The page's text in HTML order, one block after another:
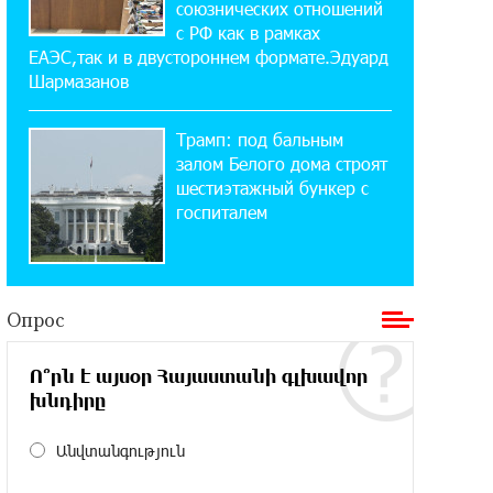
«Давидбекских играх»:
Idram&IDBank
Кругом война. А вас вводят в
заблуждение. Аршак Карапетян
16:32:52 20-07-2026
Центр продаж и обслуживания Ucom
в Егварде возобновил работу по
новому адресу — ул. Ереванян, 3/47
До 25% idcoin-ов при покупке
авиабилетов Flyone: Idram&IDBank
Ucom и Microsoft Innovation Center
союзнических отношений
с РФ как в рамках
ЕАЭС,так и в двустороннем формате.Эдуард
Шармазанов
Трамп: под бальным
залом Белого дома строят
шестиэтажный бункер с
госпиталем
Опрос
Ո՞րն է այսօր Հայաստանի գլխավոր
խնդիրը
Անվտանգություն